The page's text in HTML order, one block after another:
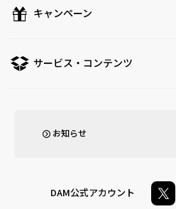
キャンペーン
サービス・コンテンツ
お知らせ
DAM公式アカウント